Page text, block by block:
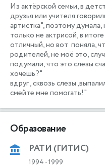
Из актёрской семьи, в
друзья или учителя
артистка", поэтому
только не актрисой, в
отличный, но вот  поняла,
родителей, не моё это,
подумали, что это слезы
хочешь?"
вдруг , сквозь слезы
смейте мне помогать!"
Образование
РАТИ (ГИТИС)
1994 -1999